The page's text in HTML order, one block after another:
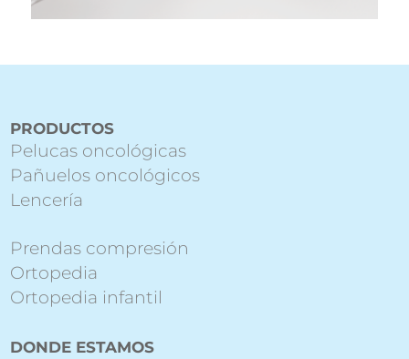
PRODUCTOS
Pelucas oncológicas
Pañuelos oncológicos
Lencería
Prendas compresión
Ortopedia
Ortopedia infantil
DONDE ESTAMOS